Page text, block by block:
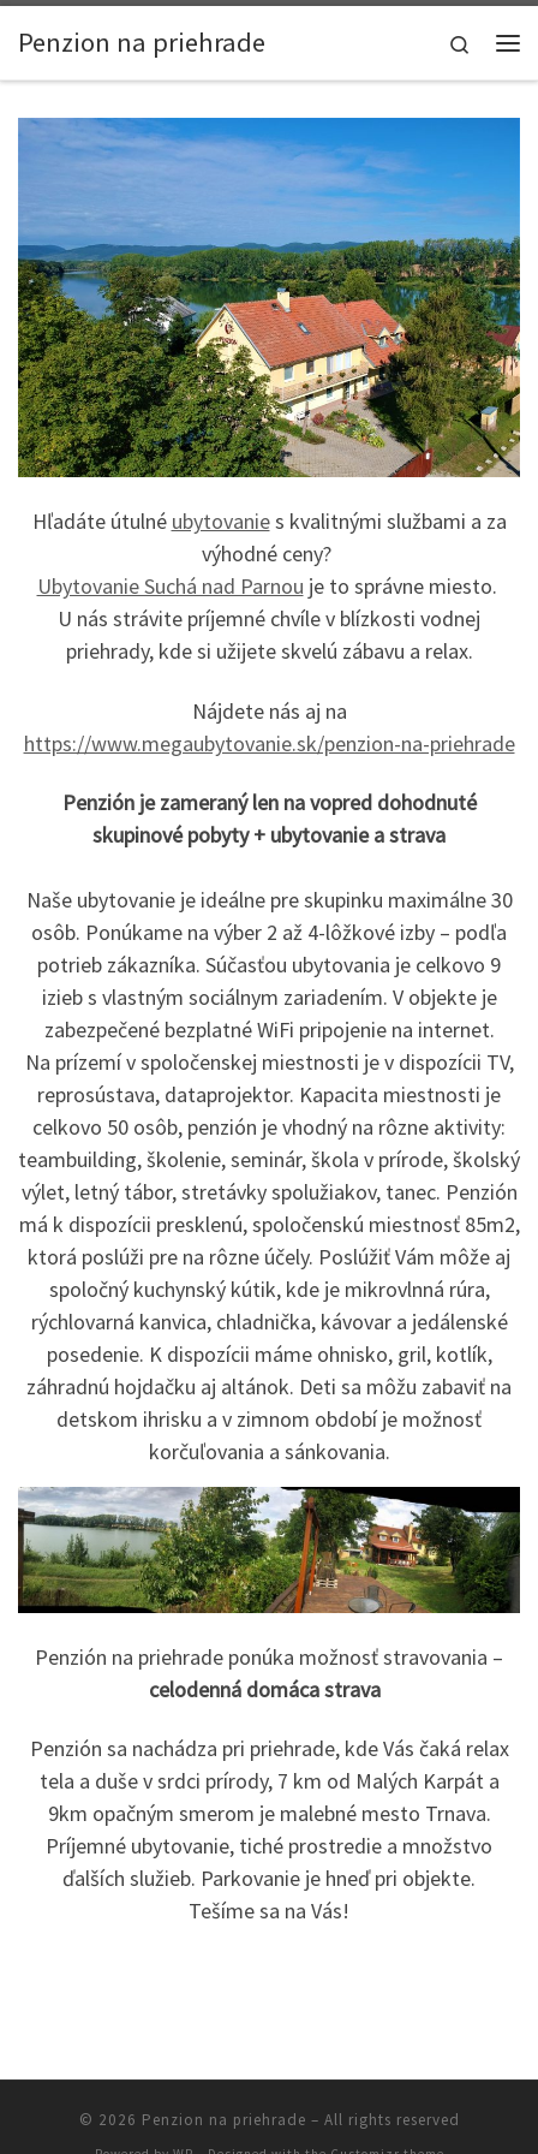
Skip to content
Penzion na priehrade
Search
Hľadáte útulné ubytovanies kvalitnými službami a za
výhodné ceny?
Ubytovanie Suchá nad Parnou je to správne miesto.
U nás strávite príjemné chvíle v blízkosti vodnej
priehrady, kde si užijete skvelú zábavu a relax.
Nájdete nás aj na
https://www.megaubytovanie.sk/penzion-na-priehrade
Penzión je zameraný len na vopred dohodnuté
skupinové pobyty + ubytovanie a strava
Naše ubytovanie je ideálne pre skupinku maximálne 30
osôb. Ponúkame na výber 2 až 4-lôžkové izby – podľa
potrieb zákazníka. Súčasťou ubytovania je celkovo 9
izieb s vlastným sociálnym zariadením. V objekte je
zabezpečené bezplatné WiFi pripojenie na internet.
Na prízemí v spoločenskej miestnosti je v dispozícii TV,
reprosústava, dataprojektor. Kapacita miestnosti je
celkovo 50 osôb, penzión je vhodný na rôzne aktivity:
teambuilding, školenie, seminár, škola v prírode, školský
výlet, letný tábor, stretávky spolužiakov, tanec. Penzión
má k dispozícii presklenú, spoločenskú miestnosť 85m2,
ktorá poslúži pre na rôzne účely. Poslúžiť Vám môže aj
spoločný kuchynský kútik, kde je mikrovlnná rúra,
rýchlovarná kanvica, chladnička, kávovar a jedálenské
posedenie. K dispozícii máme ohnisko, gril, kotlík,
záhradnú hojdačku aj altánok. Deti sa môžu zabaviť na
detskom ihrisku a v zimnom období je možnosť
korčuľovania a sánkovania.
Penzión na priehrade ponúka možnosť stravovania –
celodenná domáca strava
Penzión sa nachádza pri priehrade, kde Vás čaká relax
tela a duše v srdci prírody, 7 km od Malých Karpát a
9km opačným smerom je malebné mesto Trnava.
Príjemné ubytovanie, tiché prostredie a množstvo
ďalších služieb. Parkovanie je hneď pri objekte.
Tešíme sa na Vás!
© 2026 Penzion na priehrade – All rights reserved